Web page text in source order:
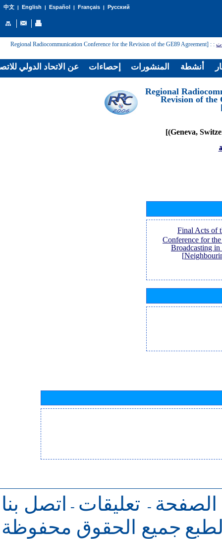
中文| English | Español | Français| Русский
:
: [Regional Radiocommunication Conference for the Revision of the GE89 Agreement
[Regional
Revision of the
[Final Acts of
Conference for
Broadcasting
الصفحة - تعليقات -
اتصل بنا
جميع الحقوق محفوظة
عن الاتحاد الدولي إحصاءات المنشورات أنشطة